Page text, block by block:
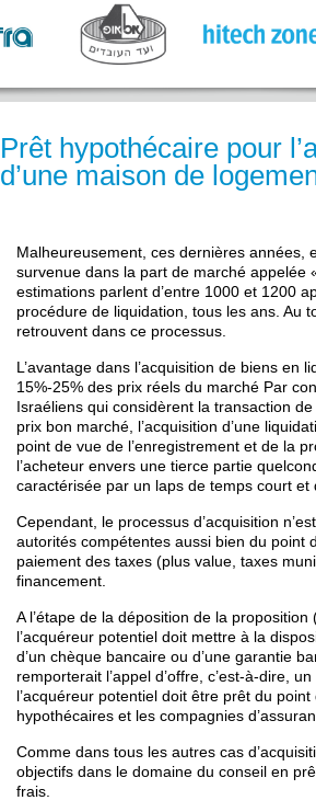
Prêt hypothécaire pour
d’une maison de
Malheureusement, ces dernières années,
survenue dans la part de marché appelée
estimations parlent d’entre 1000 et 1200
procédure de liquidation, tous les ans. Au
retrouvent dans ce processus.
L’avantage dans l’acquisition de biens en
15%-25% des prix réels du marché Par
Israéliens qui considèrent la transaction
prix bon marché, l’acquisition d’une
point de vue de l’enregistrement et de la
l’acheteur envers une tierce partie
caractérisée par un laps de temps court et
Cependant, le processus d’acquisition
autorités compétentes aussi bien du point
paiement des taxes (plus value, taxes
financement.
A l’étape de la déposition de la
l’acquéreur potentiel doit mettre à la
d’un chèque bancaire ou d’une garantie
remporterait l’appel d’offre, c’est-à-dire,
l’acquéreur potentiel doit être prêt du
hypothécaires et les compagnies
Comme dans tous les autres cas
objectifs dans le domaine du conseil en
frais.